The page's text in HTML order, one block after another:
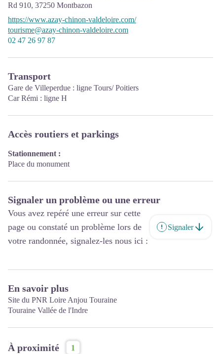
Rd 910, 37250 Montbazon
https://www.azay-chinon-valdeloire.com/
tourisme@azay-chinon-valdeloire.com
02 47 26 97 87
Transport
Gare de Villeperdue : ligne Tours/ Poitiers
Car Rémi : ligne H
Accès routiers et parkings
Stationnement :
Place du monument
Signaler un problème ou une erreur
Vous avez repéré une erreur sur cette
page ou constaté un problème lors de
votre randonnée, signalez-les nous ici :
Signaler
En savoir plus
Site du PNR Loire Anjou Touraine
Touraine Vallée de l'Indre
À proximité 1